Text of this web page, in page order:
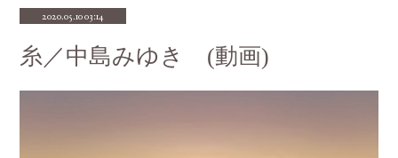
2020.05.10 03:14
糸／中島みゆき (動画)